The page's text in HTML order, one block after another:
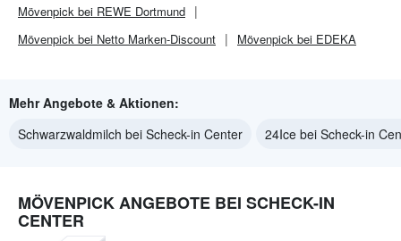
Mövenpick bei REWE Dortmund
Mövenpick bei Netto Marken-Discount
Mövenpick bei EDEKA
Mehr Angebote & Aktionen:
Schwarzwaldmilch bei Scheck-in Center
24Ice bei Scheck-in
MÖVENPICK ANGEBOTE BEI SCHECK-IN
CENTER